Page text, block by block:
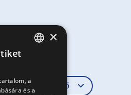
SK
×
a
és a